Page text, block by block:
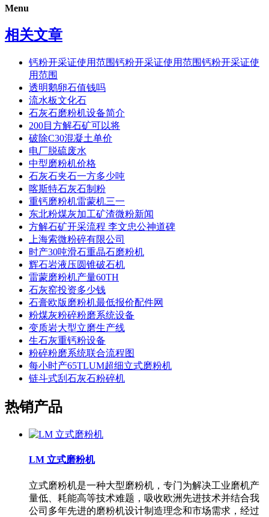
Menu
相关文章
钙粉开采证使用范围钙粉开采证使用范围钙粉开采证使
用范围
透明鹅卵石值钱吗
流水板文化石
石灰石磨粉机设备简介
200目方解石矿可以将
破除C30混凝土单价
电厂脱硫废水
中型磨粉机价格
石灰石夹石一方多少吨
喀斯特石灰石制粉
重钙磨粉机雷蒙机三一
东北粉煤灰加工矿渣微粉新闻
方解石矿开采流程 李文忠公神道碑
上海索微粉碎有限公司
时产30吨滑石重晶石磨粉机
辉石岩液压圆锥破石机
雷蒙磨粉机产量60TH
石灰窑投资多少钱
石膏欧版磨粉机最低报价配件网
粉煤灰粉碎粉磨系统设备
变质岩大型立磨生产线
生石灰重钙粉设备
粉碎粉磨系统联合流程图
每小时产65TLUM超细立式磨粉机
链斗式刮石灰石粉碎机
热销产品
LM 立式磨粉机
立式磨粉机是一种大型磨粉机，专门为解决工业磨机产
量低、耗能高等技术难题，吸收欧洲先进技术并结合我
公司多年先进的磨粉机设计制造理念和市场需求，经过